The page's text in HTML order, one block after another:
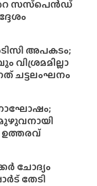
സസ്‌പെൻഡ്
അപകടം;
വിശ്രമമില്ലാ
ചട്ടലംഘനം
മുഴുവനായി
ചോദ്യം
തേടി